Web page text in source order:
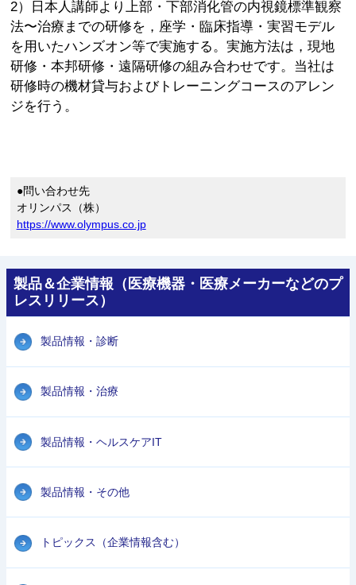
2）日本人講師より上部・下部消化管の内視鏡標準観察
法〜治療までの研修を，座学・臨床指導・実習モデル
を用いたハンズオン等で実施する。実施方法は，現地
研修・本邦研修・遠隔研修の組み合わせです。当社は
研修時の機材貸与およびトレーニングコースのアレン
ジを行う。
●問い合わせ先
オリンパス（株）
https://www.olympus.co.jp
製品＆企業情報（医療機器・医療メーカーなどのプ
レスリリース）
製品情報・診断
製品情報・治療
製品情報・ヘルスケアIT
製品情報・その他
トピックス（企業情報含む）